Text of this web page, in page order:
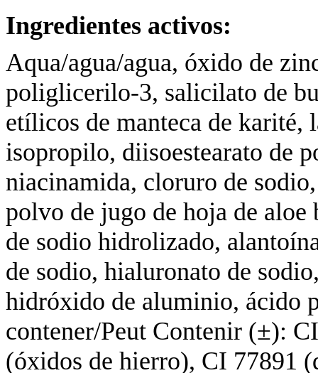
Ingredientes activos:
Aqua/agua/agua, óxido de
poliglicerilo-3, salicilato de
etílicos de manteca de karité,
isopropilo, diisoestearato de
niacinamida, cloruro de
polvo de jugo de hoja de
de sodio hidrolizado,
de sodio, hialuronato de
hidróxido de aluminio, ácido
contener/Peut Contenir (±):
(óxidos de hierro), CI 77891